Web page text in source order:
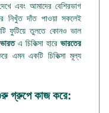
এবং আমাদের বেশিরভাগ
নিখুঁত দাঁত পাওয়া সকলেই
ফুটিয়ে তুলতে কোনও ভাল
ভারত এ চিকিত্সা হারেভারতের
এমন একটি চিকিত্সা মূল্য
গ্রুপে কাজ করে: